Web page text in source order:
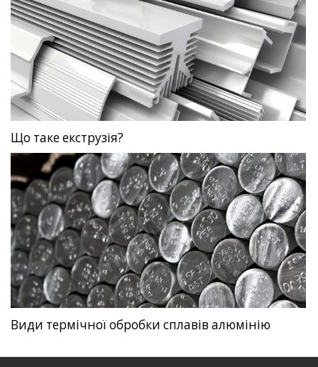
Що таке екструзія?
Види термічної обробки сплавів алюмінію